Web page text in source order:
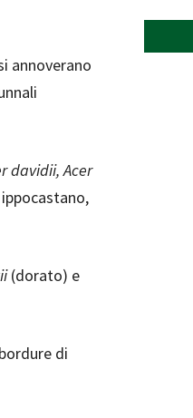
annoverano
davidii, Acer
ippocastano,
(dorato) e
di